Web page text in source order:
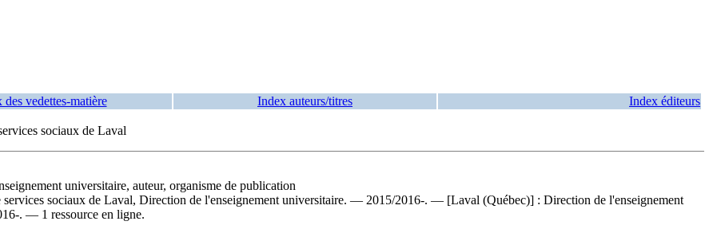
des vedettes-matière Index auteurs/titres Index éditeurs
sociaux de Laval
universitaire, auteur, organisme de publication
services sociaux de Laval, Direction de l'enseignement universitaire. — 2015/2016-. — [Laval (Québec)] : Direction de l'enseignement
. — 1 ressource en ligne.